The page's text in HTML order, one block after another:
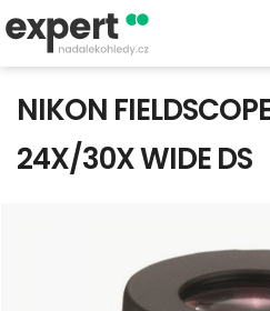
NIKON
24X/30X WIDE DS